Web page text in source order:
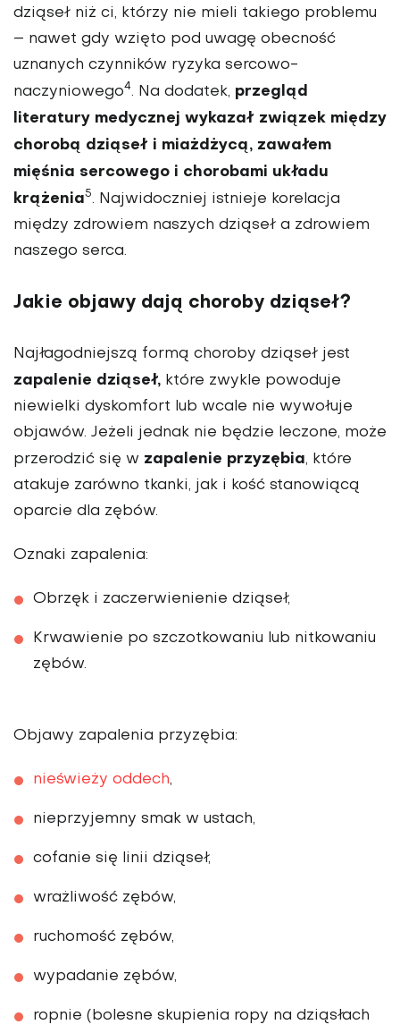
dziąseł niż ci, którzy nie mieli takiego problemu
– nawet gdy wzięto pod uwagę obecność
uznanych czynników ryzyka sercowo-
naczyniowego4. Na dodatek, przegląd
literatury medycznej wykazał związek mię­dzy
chorobą dziąseł i miażdżycą, zawałem
mięśnia sercowego i chorobami układu
krążenia5. Najwidoczniej istnieje korelacja
między zdrowiem naszych dzią­seł a zdrowiem
naszego serca.
Jakie objawy dają choroby dziąseł?
Najłagodniejszą formą choroby dziąseł jest
zapalenie dziąseł, które zwykle powoduje
niewielki dyskomfort lub wcale nie wywołuje
objawów. Jeżeli jednak nie będzie leczone, może
przerodzić się w zapalenie przyzębia, które
atakuje zarówno tkanki, jak i kość stanowiącą
oparcie dla zębów.
Oznaki zapalenia:
Obrzęk i zaczerwienienie dziąseł,
Krwawienie po szczotkowaniu lub nitkowaniu
zębów.
Objawy zapalenia przyzębia:
nieświeży oddech,
nieprzyjemny smak w ustach,
cofanie się linii dziąseł,
wrażliwość zębów,
ruchomość zębów,
wypadanie zębów,
ropnie (bolesne skupienia ropy na dziąsłach